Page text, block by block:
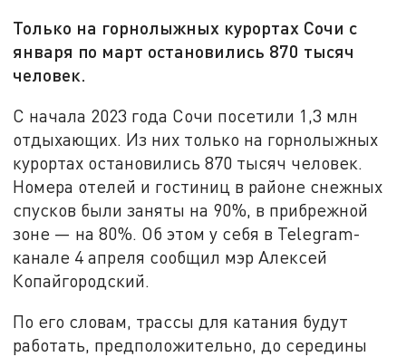
Только на горнолыжных курортах Сочи с
января по март остановились 870 тысяч
человек.
С начала 2023 года Сочи посетили 1,3 млн
отдыхающих. Из них только на горнолыжных
курортах остановились 870 тысяч человек.
Номера отелей и гостиниц в районе снежных
спусков были заняты на 90%, в прибрежной
зоне — на 80%. Об этом у себя в Telegram-
канале 4 апреля сообщил мэр Алексей
Копайгородский.
По его словам, трассы для катания будут
работать, предположительно, до середины